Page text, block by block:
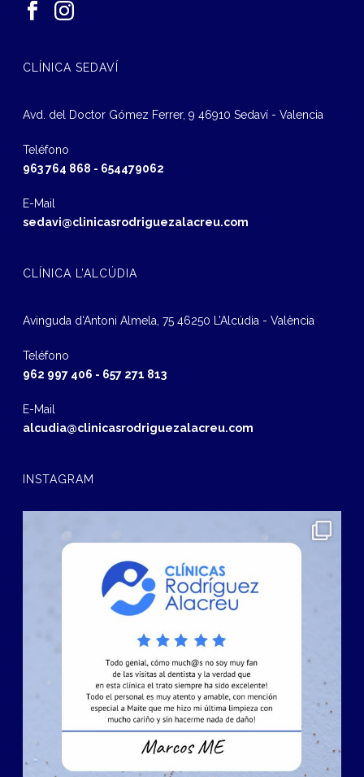
CLÍNICA SEDAVÍ
Avd. del Doctor Gómez Ferrer, 9 46910 Sedaví - Valencia
Teléfono
963 764 868 - 654479062
E-Mail
sedavi@clinicasrodriguezalacreu.com
CLÍNICA L’ALCÚDIA
Avinguda d‘Antoni Almela, 75 46250 L’Alcúdia - València
Teléfono
962 997 406 - 657 271 813
E-Mail
alcudia@clinicasrodriguezalacreu.com
INSTAGRAM